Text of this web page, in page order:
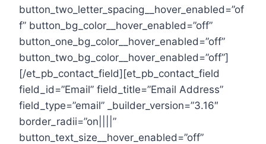
button_two_letter_spacing__hover_enabled=”of
f” button_bg_color__hover_enabled=”off”
button_one_bg_color__hover_enabled=”off”
button_two_bg_color__hover_enabled=”off”]
[/et_pb_contact_field][et_pb_contact_field
field_id=”Email” field_title=”Email Address”
field_type=”email” _builder_version=”3.16″
border_radii=”on||||”
button_text_size__hover_enabled=”off”